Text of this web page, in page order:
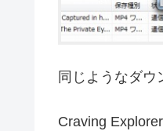
同じようなダウ
Craving